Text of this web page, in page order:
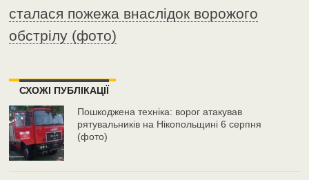
сталася пожежа внаслідок ворожого
обстрілу (фото)
СХОЖІ ПУБЛІКАЦІЇ
Пошкоджена техніка: ворог атакував
рятувальників на Нікопольщині 6 серпня
(фото)